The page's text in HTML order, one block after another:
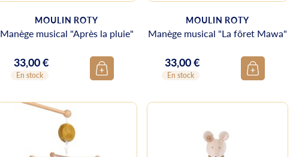
MOULIN ROTY
Manège musical "Après la pluie"
Prix
33,00 €
En stock
MOULIN ROTY
Manège musical "La fôret Mawa"
Prix
33,00 €
En stock